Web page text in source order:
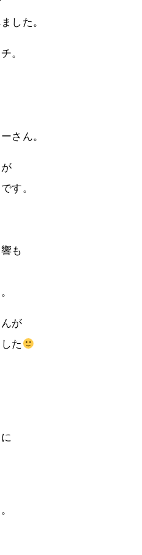
した。
。
さん。
す。
も
が
た